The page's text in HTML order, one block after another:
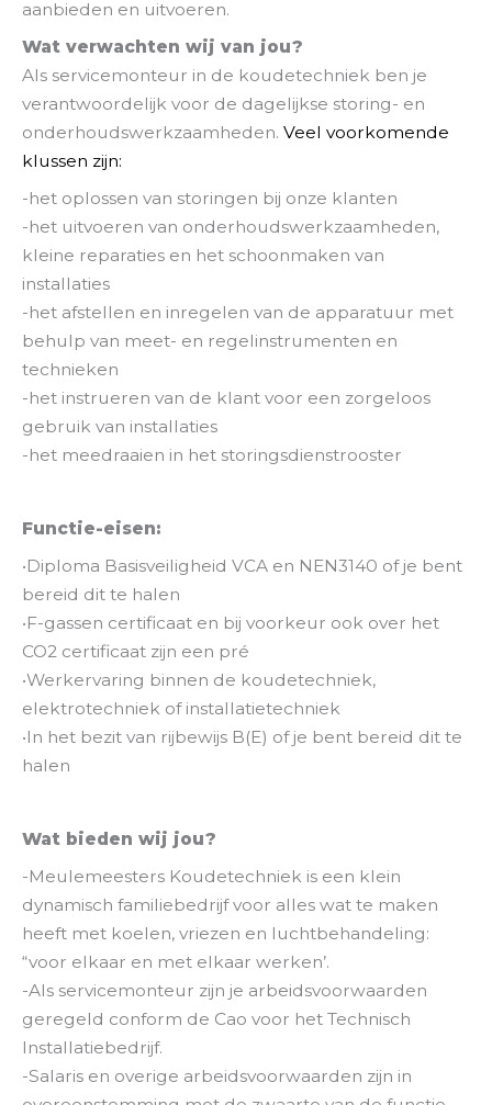
aanbieden en uitvoeren.
Wat verwachten wij van jou?
Als servicemonteur in de koudetechniek ben je
verantwoordelijk voor de dagelijkse storing- en
onderhoudswerkzaamheden. Veel voorkomende
klussen zijn:
-het oplossen van storingen bij onze klanten
-het uitvoeren van onderhoudswerkzaamheden,
kleine reparaties en het schoonmaken van
installaties
-het afstellen en inregelen van de apparatuur met
behulp van meet- en regelinstrumenten en
technieken
-het instrueren van de klant voor een zorgeloos
gebruik van installaties
-het meedraaien in het storingsdienstrooster
Functie-eisen:
•Diploma Basisveiligheid VCA en NEN3140 of je bent
bereid dit te halen
•F-gassen certificaat en bij voorkeur ook over het
CO2 certificaat zijn een pré
•Werkervaring binnen de koudetechniek,
elektrotechniek of installatietechniek
•In het bezit van rijbewijs B(E) of je bent bereid dit te
halen
Wat bieden wij jou?
-Meulemeesters Koudetechniek is een klein
dynamisch familiebedrijf voor alles wat te maken
heeft met koelen, vriezen en luchtbehandeling:
“voor elkaar en met elkaar werken’.
-Als servicemonteur zijn je arbeidsvoorwaarden
geregeld conform de Cao voor het Technisch
Installatiebedrijf.
-Salaris en overige arbeidsvoorwaarden zijn in